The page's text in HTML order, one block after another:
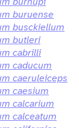
buruense
busckiellum
butleri
cabrilli
caducum
caeruleiceps
caesium
calcarium
calceatum